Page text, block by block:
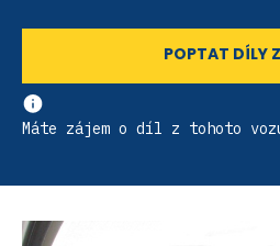
POPTAT DÍLY
Máte zájem o díl z tohoto